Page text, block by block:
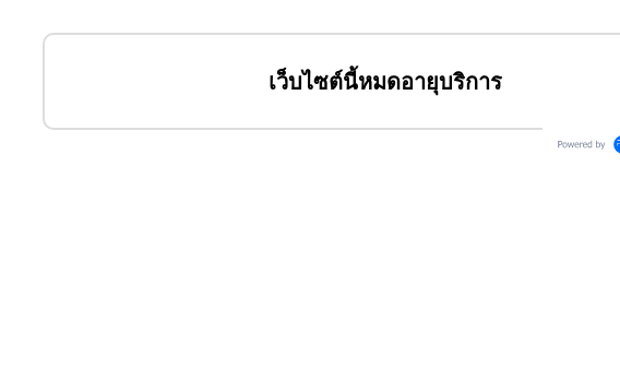
เว็บไซต์นี้หมดอายุบริการ